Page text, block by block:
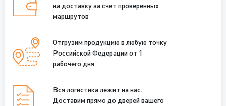
на доставку за счет проверенных
маршрутов
Отгрузим продукцию в любую точку
Российской Федерации от 1
рабочего дня
Вся логистика лежит на нас.
Доставим прямо до дверей вашего